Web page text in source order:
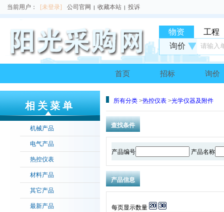
当前用户： [未登录] 公司官网 | 收藏本站 | 投诉
物资
工程
询价
请输入
首页 招标 询价
相关菜单
机械产品
电气产品
热控仪表
材料产品
其它产品
最新产品
所有分类 >热控仪表 >光学仪器及附件
查找条件
产品编号 产品名称
产品信息
每页显示数量